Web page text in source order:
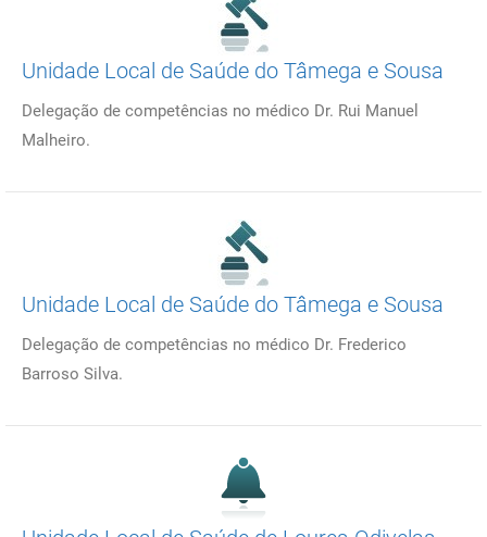
Unidade Local de Saúde do Tâmega e Sousa
Delegação de competências no médico Dr. Rui Manuel
Malheiro.
Unidade Local de Saúde do Tâmega e Sousa
Delegação de competências no médico Dr. Frederico
Barroso Silva.